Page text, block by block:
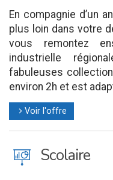
En compagnie d’un
plus loin dans votre
vous remontez
industrielle
fabuleuses
environ 2h et est
l Voir l'offre
J Scolaire